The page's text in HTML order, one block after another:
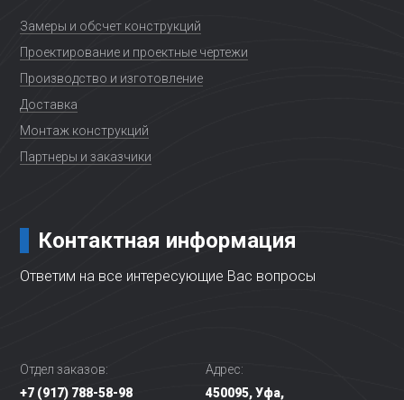
Замеры и обсчет конструкций
Проектирование и проектные чертежи
Производство и изготовление
Доставка
Монтаж конструкций
Партнеры и заказчики
Контактная информация
Ответим на все интересующие Вас вопросы
Отдел заказов:
+7 (917) 788-58-98
Адрес:
450095, Уфа,